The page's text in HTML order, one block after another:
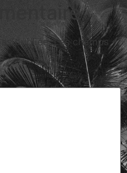
publiée. Les champs
*